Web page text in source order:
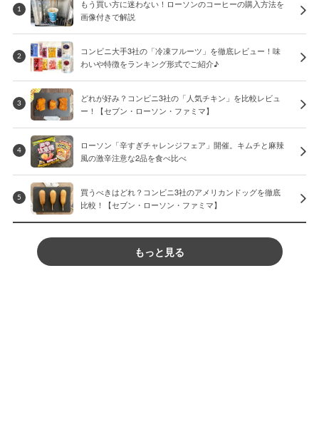
1
もう買い方に迷わない！ローソンのコーヒーの購入方法を
画像付きで解説
2
コンビニ大手3社の「冷凍フルーツ」を徹底レビュー！味
わいや特徴をランキング形式でご紹介♪
3
どれが好み？コンビニ3社の「人気チキン」を比較レビュ
ー！【セブン・ローソン・ファミマ】
4
ローソン「辛すぎチャレンジフェア」開催。キムチと麻辣
風の激辛注意な2品を食べ比べ
5
買うべきはどれ？コンビニ3社のアメリカンドッグを徹底
比較！【セブン・ローソン・ファミマ】
もっと見る